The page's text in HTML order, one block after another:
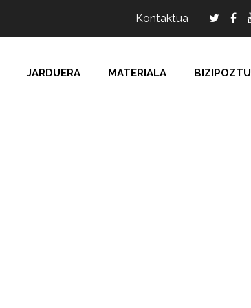
Kontaktua
JARDUERA MATERIALA BIZIPOZTU